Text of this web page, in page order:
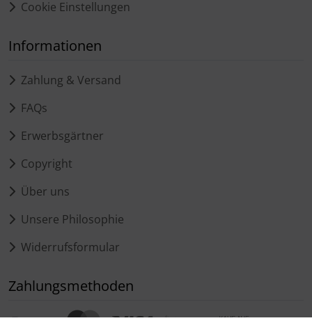
Cookie Einstellungen
Informationen
Zahlung & Versand
FAQs
Erwerbsgärtner
Copyright
Über uns
Unsere Philosophie
Widerrufsformular
Zahlungsmethoden